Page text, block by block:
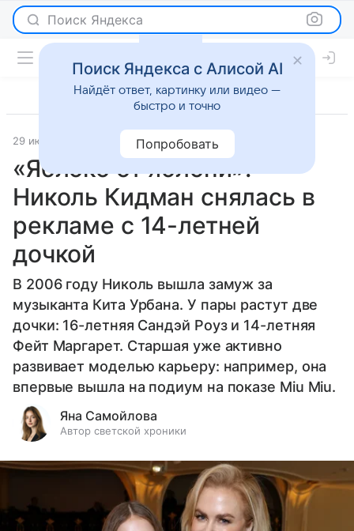
Поиск Яндекса
29 июля 2025 Светская жизнь
«Яблоко от яблони»:
Николь Кидман снялась в
рекламе с 14-летней
дочкой
В 2006 году Николь вышла замуж за
музыканта Кита Урбана. У пары растут две
дочки: 16-летняя Сандэй Роуз и 14-летняя
Фейт Маргарет. Старшая уже активно
развивает моделью карьеру: например, она
впервые вышла на подиум на показе Miu Miu.
Яна Самойлова
Автор светской хроники
Поиск Яндекса с Алисой AI
Найдёт ответ, картинку или видео —
быстро и точно
Попробовать